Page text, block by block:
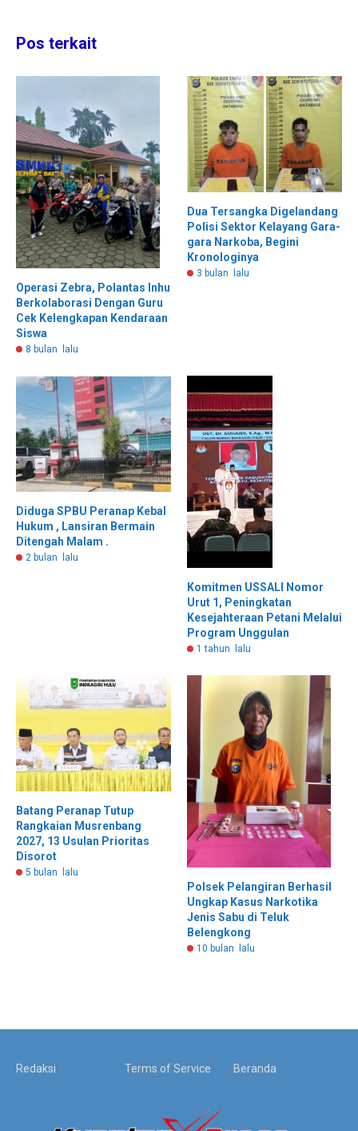
Pos terkait
Operasi Zebra, Polantas Inhu
Berkolaborasi Dengan Guru
Cek Kelengkapan Kendaraan
Siswa
8 bulan lalu
Dua Tersangka Digelandang
Polisi Sektor Kelayang Gara-
gara Narkoba, Begini
Kronologinya
3 bulan lalu
Diduga SPBU Peranap Kebal
Hukum , Lansiran Bermain
Ditengah Malam .
2 bulan lalu
Komitmen USSALI Nomor
Urut 1, Peningkatan
Kesejahteraan Petani Melalui
Program Unggulan
1 tahun lalu
Batang Peranap Tutup
Rangkaian Musrenbang
2027, 13 Usulan Prioritas
Disorot
5 bulan lalu
Polsek Pelangiran Berhasil
Ungkap Kasus Narkotika
Jenis Sabu di Teluk
Belengkong
10 bulan lalu
Redaksi Terms of Service Beranda